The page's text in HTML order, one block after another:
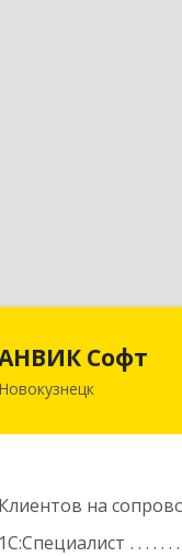
Софт
Новокузнецк
Клиентов на
1С:Специалист
654079,